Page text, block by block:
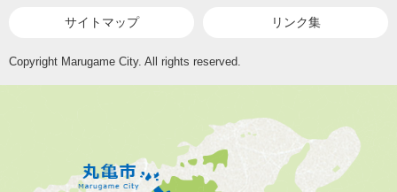
サイトマップ リンク集
Copyright Marugame City. All rights reserved.